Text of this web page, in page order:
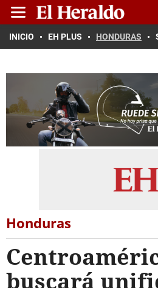
INICIO EH PLUS HONDURAS
Honduras
buscará